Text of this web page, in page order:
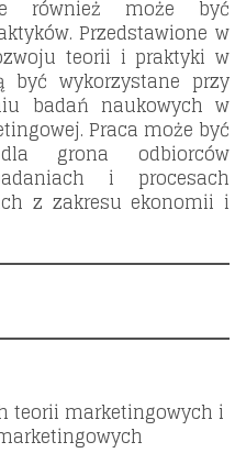
również może być
Przedstawione w
teorii i praktyki w
być wykorzystane przy
badań naukowych w
Praca może być
grona odbiorców
i procesach
z zakresu ekonomii i
teorii marketingowych i